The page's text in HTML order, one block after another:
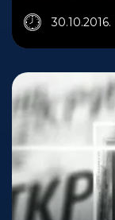
30.10.2016.